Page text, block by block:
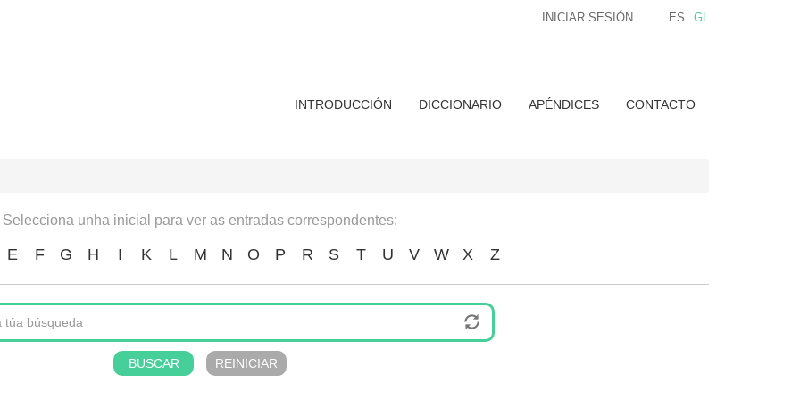
ES GL
INICIAR SESIÓN
INTRODUCCIÓN DICCIONARIO APÉNDICES CONTACTO
Selecciona unha inicial para ver as entradas correspondentes:
E F G H I K L M N O P R S T U V W X Z